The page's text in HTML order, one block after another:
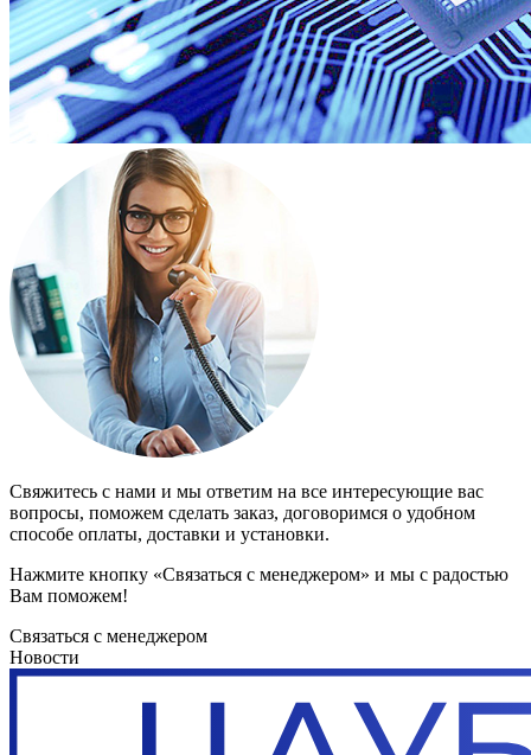
Свяжитесь с нами и мы ответим на все интересующие вас
вопросы, поможем сделать заказ, договоримся о удобном
способе оплаты, доставки и установки.
Нажмите кнопку «Связаться с менеджером» и мы с радостью
Вам поможем!
Связаться с менеджером
Новости